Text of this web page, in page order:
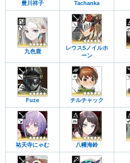
豊川祥子 Tachanka
九色鹿
レウスSノイルホ
ーン
Fuze チルチャック
祐天寺にゃむ 八幡海鈴